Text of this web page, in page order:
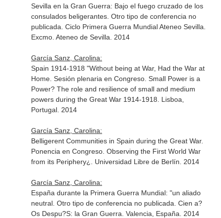
Sevilla en la Gran Guerra: Bajo el fuego cruzado de los
consulados beligerantes. Otro tipo de conferencia no
publicada. Ciclo Primera Guerra Mundial Ateneo Sevilla.
Excmo. Ateneo de Sevilla. 2014
García Sanz, Carolina:
Spain 1914-1918 "Without being at War, Had the War at
Home. Sesión plenaria en Congreso. Small Power is a
Power? The role and resilience of small and medium
powers during the Great War 1914-1918. Lisboa,
Portugal. 2014
García Sanz, Carolina:
Belligerent Communities in Spain during the Great War.
Ponencia en Congreso. Observing the First World War
from its Periphery¿. Universidad Libre de Berlín. 2014
García Sanz, Carolina:
España durante la Primera Guerra Mundial: "un aliado
neutral. Otro tipo de conferencia no publicada. Cien a?
Os Despu?S: la Gran Guerra. Valencia, España. 2014